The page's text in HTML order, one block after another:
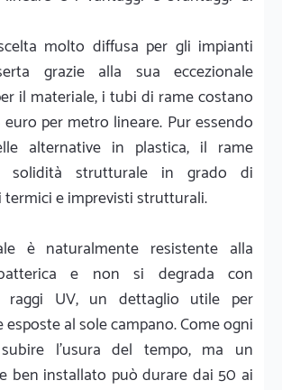
molto diffusa per gli impianti
grazie alla sua eccezionale
il materiale, i tubi di rame costano
per metro lineare. Pur essendo
alternative in plastica, il rame
solidità strutturale in grado di
termici e imprevisti strutturali.
è naturalmente resistente alla
e non si degrada con
raggi UV, un dettaglio utile per
al sole campano. Come ogni
l'usura del tempo, ma un
ben installato può durare dai 50 ai